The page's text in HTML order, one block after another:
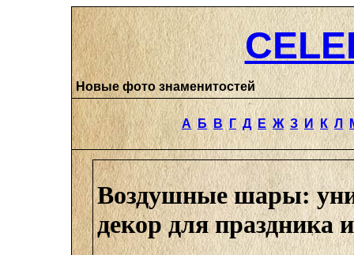
Новые фото знаменитостей
А Б В Г Д Е Ж З И К Л
Воздушные шары:
декор для праздника